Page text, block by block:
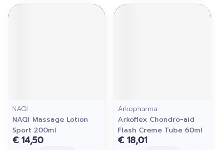
NAQI
NAQI Massage Lotion
Sport 200ml
€ 14,50
Arkopharma
Arkoflex Chondro-aid
Flash Creme Tube 60ml
€ 18,01